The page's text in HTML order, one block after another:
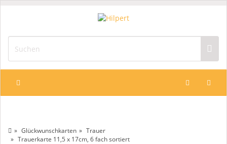
Glückwunschkarten
Trauer
Trauerkarte 11,5 x 17cm, 6 fach sortiert